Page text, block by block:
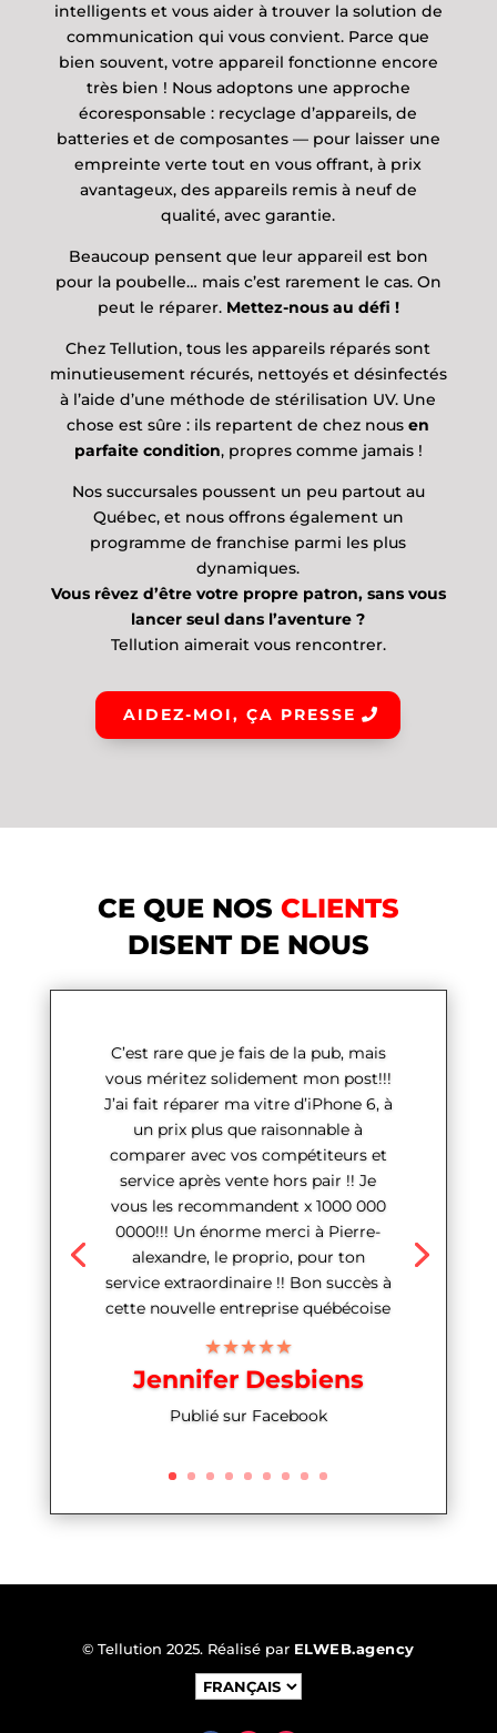
intelligents et vous aider à trouver la solution de
communication qui vous convient. Parce que
bien souvent, votre appareil fonctionne encore
très bien ! Nous adoptons une approche
écoresponsable : recyclage d’appareils, de
batteries et de composantes — pour laisser une
empreinte verte tout en vous offrant, à prix
avantageux, des appareils remis à neuf de
qualité, avec garantie.
Beaucoup pensent que leur appareil est bon
pour la poubelle… mais c’est rarement le cas. On
peut le réparer. Mettez-nous au défi !
Chez Tellution, tous les appareils réparés sont
minutieusement récurés, nettoyés et désinfectés
à l’aide d’une méthode de stérilisation UV. Une
chose est sûre : ils repartent de chez nousen
parfaite condition, propres comme jamais !
Nos succursales poussent un peu partout au
Québec, et nous offrons également un
programme de franchise parmi les plus
dynamiques.
Vous rêvez d’être votre propre patron, sans vous
lancer seul dans l’aventure ?
Tellution aimerait vous rencontrer.
AIDEZ-MOI, ÇA PRESSE
CE QUE NOS CLIENTS
DISENT DE NOUS
C’est rare que je fais de la pub, mais
vous méritez solidement mon post!!!
J’ai fait réparer ma vitre d’iPhone 6, à
un prix plus que raisonnable à
comparer avec vos compétiteurs et
service après vente hors pair !! Je
vous les recommandent x 1000 000
0000!!! Un énorme merci à Pierre-
alexandre, le proprio, pour ton
service extraordinaire !! Bon succès à
cette nouvelle entreprise québécoise
★★★★★
Jennifer Desbiens
Publié sur Facebook
© Tellution 2025. Réalisé par ELWEB.agency